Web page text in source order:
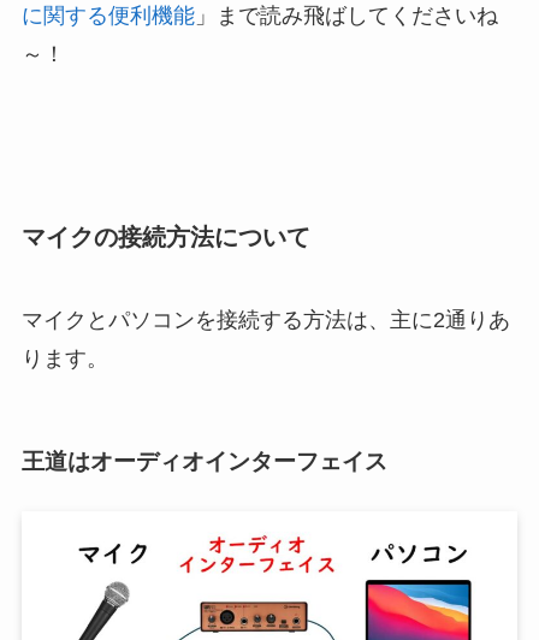
に関する便利機能」まで読み飛ばしてくださいね
～！
マイクの接続方法について
マイクとパソコンを接続する方法は、主に2通りあ
ります。
王道はオーディオインターフェイス